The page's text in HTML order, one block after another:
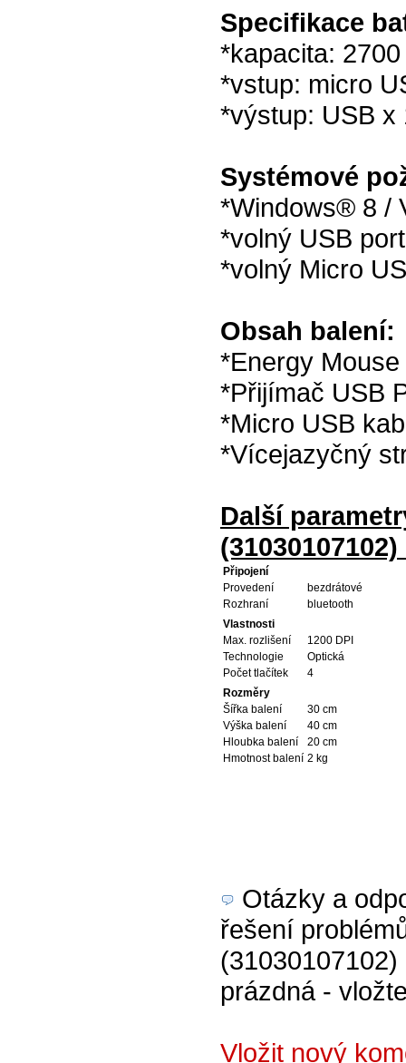
Specifikace
*kapacita:
*vstup: micro
*výstup: USB x
Systémové
*Windows® 8 /
*volný USB port
*volný Micro
Obsah balení:
*Energy Mouse
*Přijímač USB
*Micro USB
*Vícejazyčný
Další
Připojení
Provedení
bezdrátové
Rozhraní
bluetooth
Vlastnosti
Max. rozlišení
1200 DPI
Technologie
Optická
Počet tlačítek
4
Rozměry
Šířka balení
30 cm
Výška balení
40 cm
Hloubka balení
20 cm
Hmotnost balení 2 kg
Otázky a
řešení
prázdná -
Vložit nový